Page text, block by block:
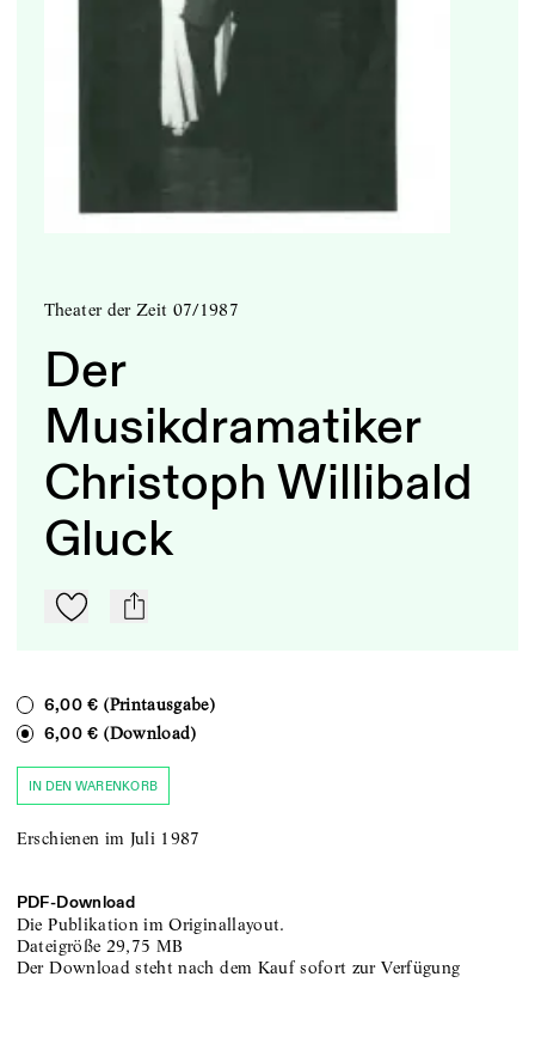
Theater der Zeit 07/1987
Der
Musikdramatiker
Christoph Willibald
Gluck
Zu Mein-TdZ hinzufügen
mail
6,00 €(Printausgabe)
6,00 €(Download)
IN DEN WARENKORB
Erschienen im Juli 1987
PDF-Download
Die Publikation im Originallayout.
Dateigröße 29,75 MB
Der Download steht nach dem Kauf sofort zur Verfügung